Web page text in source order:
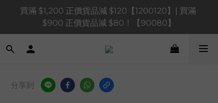
買滿 $1,200 正價貨品減 $120【1200120】| 買滿
$900 正價貨品減 $80！【90080】
買滿 $1,200 正價貨品減 $120【1200120】| 買滿
$900 正價貨品減 $80！【90080】
買滿 $600 正價貨品減 $40【60040】| 買滿 $400 正
📢 系統維護通知 – SHOPLINE Payments FPS將於
2026 年 8 月 9 日（日）凌晨 01:00 至 11:00 暫停交易
分享到